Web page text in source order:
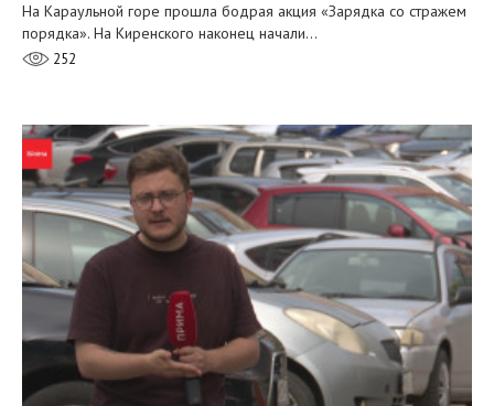
На Караульной горе прошла бодрая акция «Зарядка со стражем
порядка». На Киренского наконец начали…
252